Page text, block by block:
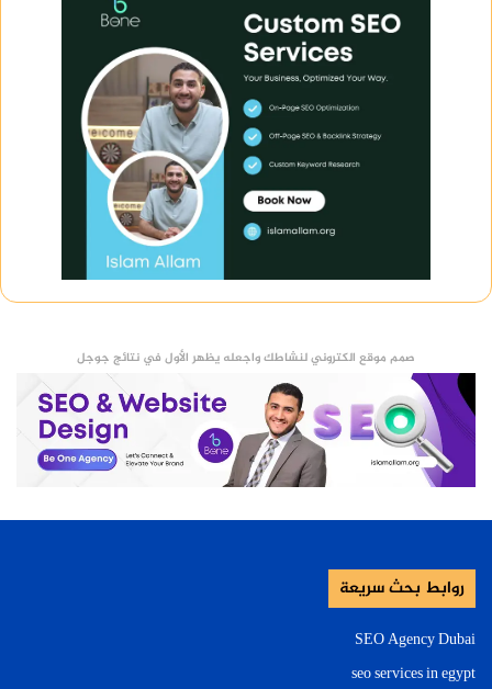
صمم موقع الكتروني لنشاطك واجعله يظهر الأول في نتائج جوجل
روابط بحث سريعة
SEO Agency Dubai
seo services in egypt